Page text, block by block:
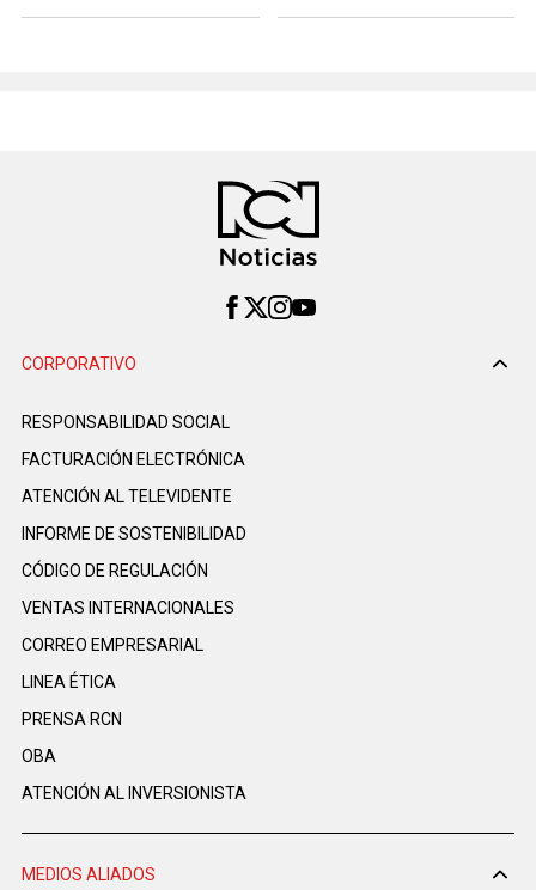
CORPORATIVO
RESPONSABILIDAD SOCIAL
FACTURACIÓN ELECTRÓNICA
ATENCIÓN AL TELEVIDENTE
INFORME DE SOSTENIBILIDAD
CÓDIGO DE REGULACIÓN
VENTAS INTERNACIONALES
CORREO EMPRESARIAL
LINEA ÉTICA
PRENSA RCN
OBA
ATENCIÓN AL INVERSIONISTA
MEDIOS ALIADOS